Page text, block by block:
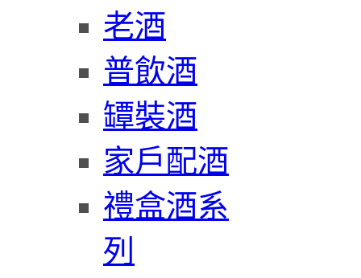
老酒
普飲酒
罈裝酒
家戶配酒
禮盒酒系
列